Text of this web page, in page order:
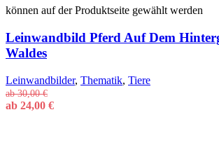
können auf der Produktseite gewählt werden
Leinwandbild Pferd Auf Dem
Waldes
Leinwandbilder, Thematik, Tiere
ab30,00€
ab 24,00 €